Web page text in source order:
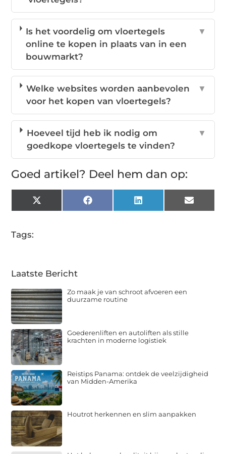
Is het voordelig om vloertegels
online te kopen in plaats van in een
bouwmarkt?
▼
Welke websites worden aanbevolen
voor het kopen van vloertegels?
▼
Hoeveel tijd heb ik nodig om
goedkope vloertegels te vinden?
▼
Goed artikel? Deel hem dan op:
X
(Twitter)
Facebook LinkedIn Email
Tags:
Laatste Bericht
Zo maak je van schroot afvoeren een
duurzame routine
Goederenliften en autoliften als stille
krachten in moderne logistiek
Reistips Panama: ontdek de veelzijdigheid
van Midden-Amerika
Houtrot herkennen en slim aanpakken